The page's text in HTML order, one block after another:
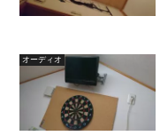
オーディオ